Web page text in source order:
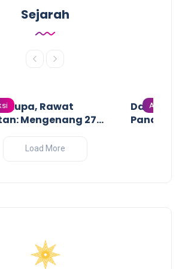
Sejarah
Lupa, Rawat
Mengenang 27
Massal oleh
Aksi
Dari
Load More